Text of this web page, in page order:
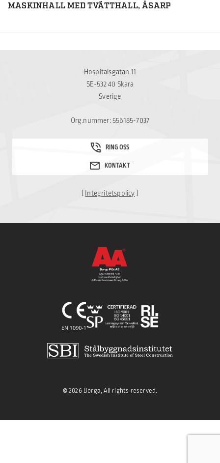
MASKINHALL MED TVÄTTHALL, ÅSARP
Hospitalsgatan 11
SE-532 40 Skara
Sverige
Org.nummer: 556185-7037
[Integritetspolicy]
© 2026 Borga, All rights reserved.